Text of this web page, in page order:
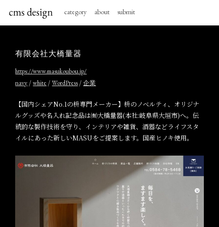
category about submit
有限会社大橋量器
https://www.masukoubou.jp/
navy /white /WordPress /企業
【国内シェアNo.1の枡専門メーカー】枡のノベルティ、オリジナ
ルグッズや名入れ記念品は㈲大橋量器(本社:岐阜県大垣市)へ。伝
統的な製作技術を守り、インテリアや雑貨、酒器などライフスタ
イルにあった新しいMASUをご提案します。国産ヒノキ使用。